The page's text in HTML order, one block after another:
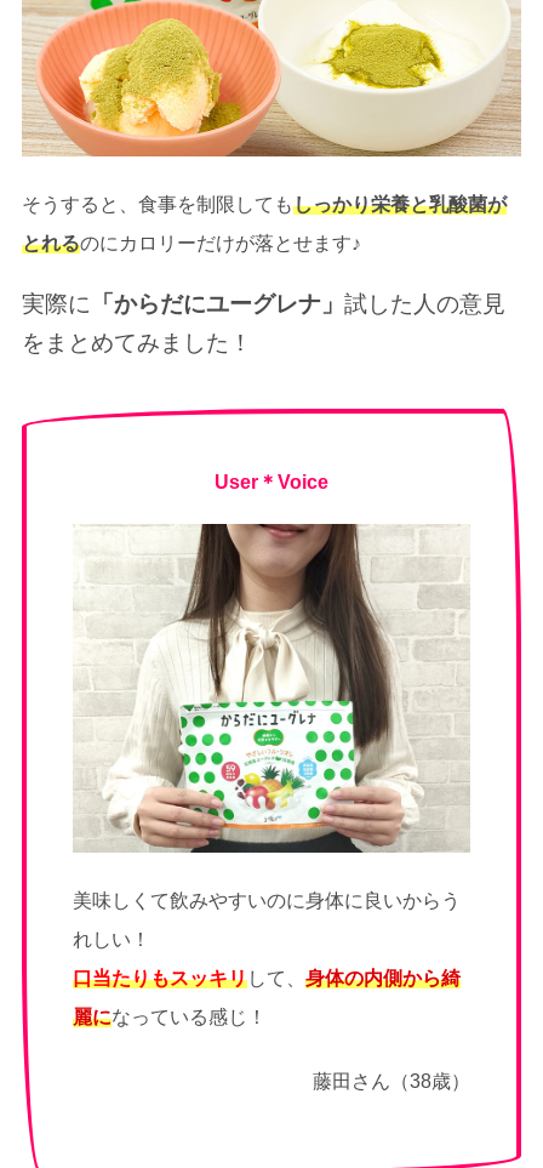
そうすると、食事を制限してもしっかり栄養と乳酸菌が
とれるのにカロリーだけが落とせます♪
実際に 「からだにユーグレナ」 試した人の意見
をまとめてみました！
User＊Voice
美味しくて飲みやすいのに身体に良いからう
れしい！
口当たりもスッキリして、身体の内側から綺
麗になっている感じ！
藤田さん（38歳）